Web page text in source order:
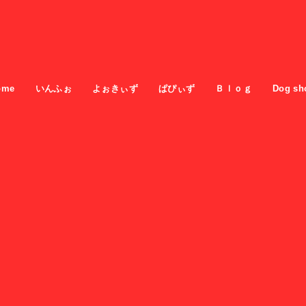
いんふぉ よぉきぃず ぱぴぃず Ｂｌｏｇ Dog